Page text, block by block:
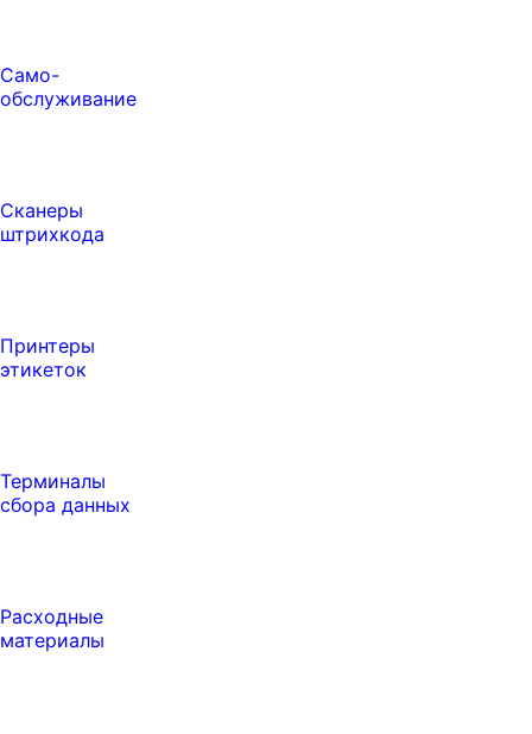
Само-
обслуживание
Сканеры
штрихкода
Принтеры
этикеток
Терминалы
сбора данных
Расходные
материалы